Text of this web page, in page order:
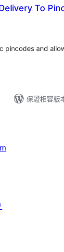
To
pincodes and
保證相容版